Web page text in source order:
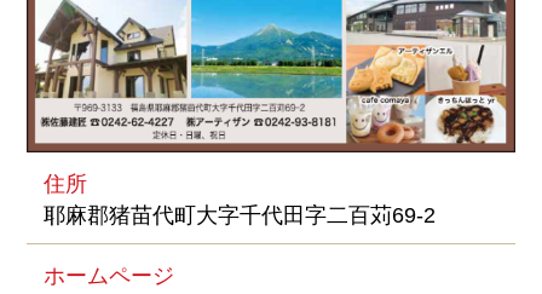
住所
耶麻郡猪苗代町大字千代田字二百苅69-2
ホームページ